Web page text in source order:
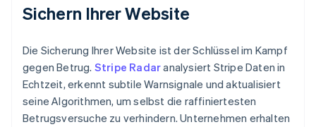
Sichern Ihrer Website
Die Sicherung Ihrer Website ist der Schlüssel im Kampf
gegen Betrug. Stripe Radaranalysiert Stripe Daten in
Echtzeit, erkennt subtile Warnsignale und aktualisiert
seine Algorithmen, um selbst die raffiniertesten
Betrugsversuche zu verhindern. Unternehmen erhalten